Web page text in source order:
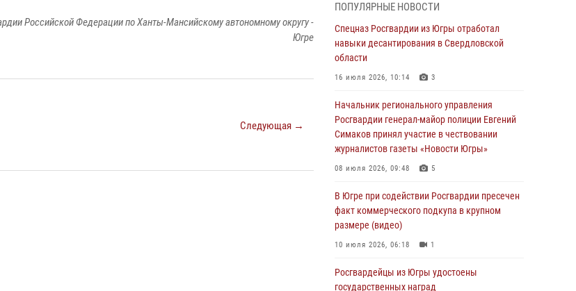
Российской Федерации по Ханты-Мансийскому автономному округу -
Югре
Следующая →
Ключевые события Росгвардии: итоги
недели с 27 июля по 2 августа (видео)
04 августа 2026, 09:54
от нападения дикой лисы в Алтайском крае
04 августа 2026, 06:17 1
Росгвардия обеспечила безопасность
открытия Всероссийских соревнований
ВДВ в столице Югры
03 августа 2026, 09:21 1
Росгвардия противодействует БПЛА ВСУ на
03 августа 2026, 05:29 2
ПОПУЛЯРНЫЕ НОВОСТИ
Спецназ Росгвардии из Югры отработал
навыки десантирования в Свердловской
области
16 июля 2026, 10:14 3
Начальник регионального управления
Росгвардии генерал-майор полиции Евгений
Симаков принял участие в чествовании
журналистов газеты «Новости Югры»
08 июля 2026, 09:48 5
В Югре при содействии Росгвардии пресечен
факт коммерческого подкупа в крупном
размере (видео)
10 июля 2026, 06:18 1
Росгвардейцы из Югры удостоены
государственных наград